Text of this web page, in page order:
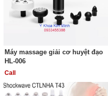
Máy massage giải cơ huyệt đạo
HL-006
Call